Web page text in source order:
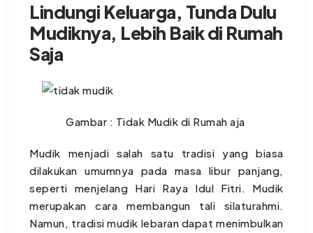
Lindungi Keluarga, Tunda Dulu
Mudiknya, Lebih Baik di Rumah
Saja
Gambar : Tidak Mudik di Rumah aja
Mudik menjadi salah satu tradisi yang biasa
dilakukan umumnya pada masa libur panjang,
seperti menjelang Hari Raya Idul Fitri. Mudik
merupakan cara membangun tali silaturahmi.
Namun, tradisi mudik lebaran dapat menimbulkan